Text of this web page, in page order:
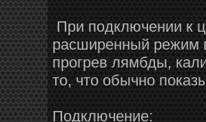
При подключении к
расширенный режим
прогрев лямбды,
то, что обычно
Подключение: